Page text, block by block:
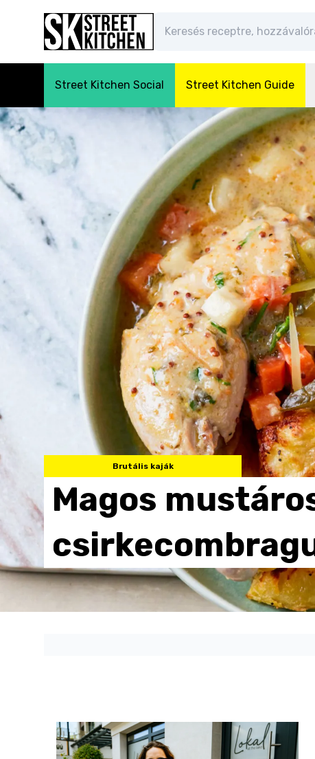
Street Kitchen Social Street Kitchen Guide
Brutális kaják
Magos